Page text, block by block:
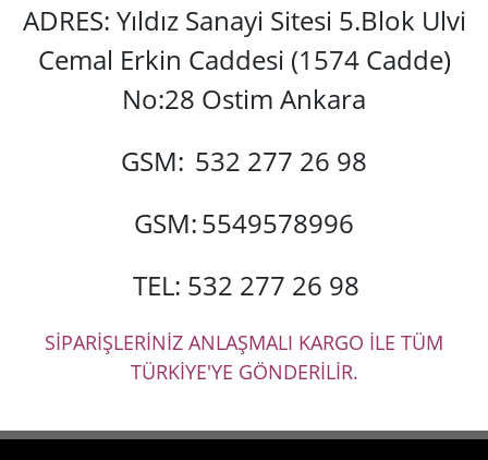
ADRES: Yıldız Sanayi Sitesi 5.Blok Ulvi
Cemal Erkin Caddesi (1574 Cadde)
No:28 Ostim Ankara
GSM: 532 277 26 98
GSM:5549578996
TEL: 532 277 26 98
SİPARİŞLERİNİZ ANLAŞMALI KARGO İLE TÜM
TÜRKİYE'YE GÖNDERİLİR.